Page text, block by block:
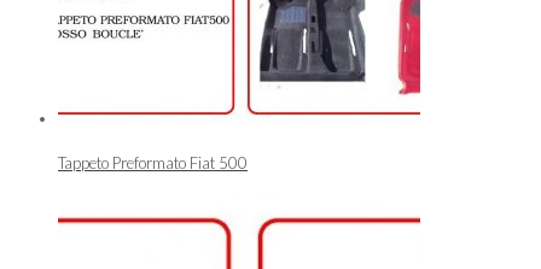
Tappeto Preformato Fiat 500